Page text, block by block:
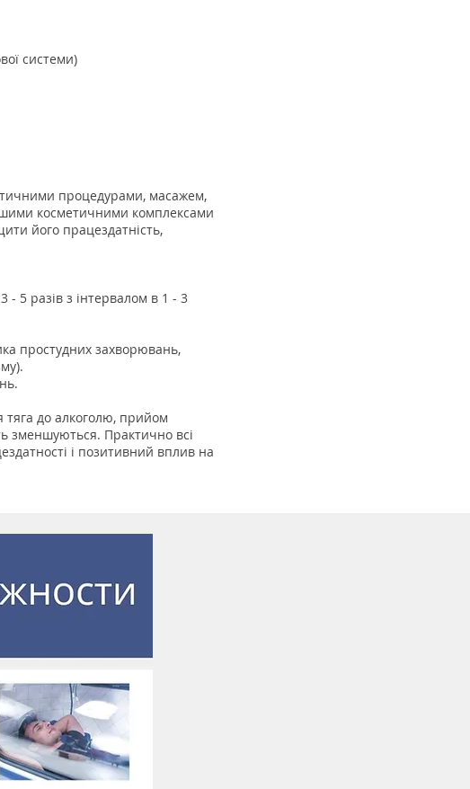
системи)
процедурами, масажем,
косметичними комплексами
його працездатність,
- 5 разів з інтервалом в 1 - 3
простудних захворювань,
тяга до алкоголю, прийом
зменшуються. Практично всі
і позитивний вплив на